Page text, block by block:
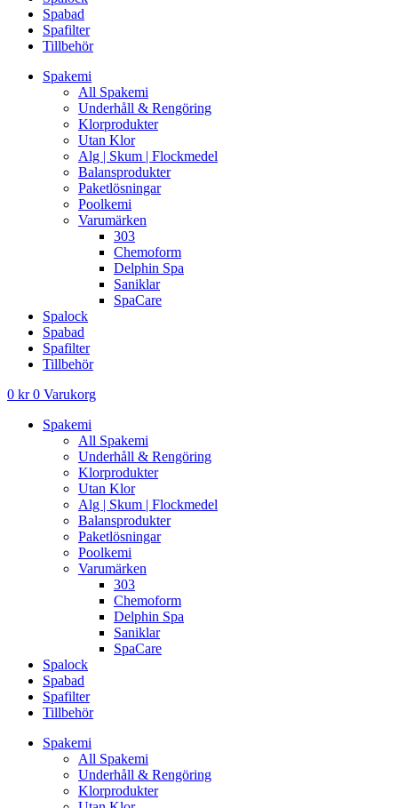
Spabad
Spafilter
Tillbehör
Spakemi
All Spakemi
Underhåll & Rengöring
Klorprodukter
Utan Klor
Alg | Skum | Flockmedel
Balansprodukter
Paketlösningar
Poolkemi
Varumärken
303
Chemoform
Delphin Spa
Saniklar
SpaCare
Spalock
Spabad
Spafilter
Tillbehör
0 kr 0 Varukorg
Spakemi
All Spakemi
Underhåll & Rengöring
Klorprodukter
Utan Klor
Alg | Skum | Flockmedel
Balansprodukter
Paketlösningar
Poolkemi
Varumärken
303
Chemoform
Delphin Spa
Saniklar
SpaCare
Spalock
Spabad
Spafilter
Tillbehör
Spakemi
All Spakemi
Underhåll & Rengöring
Klorprodukter